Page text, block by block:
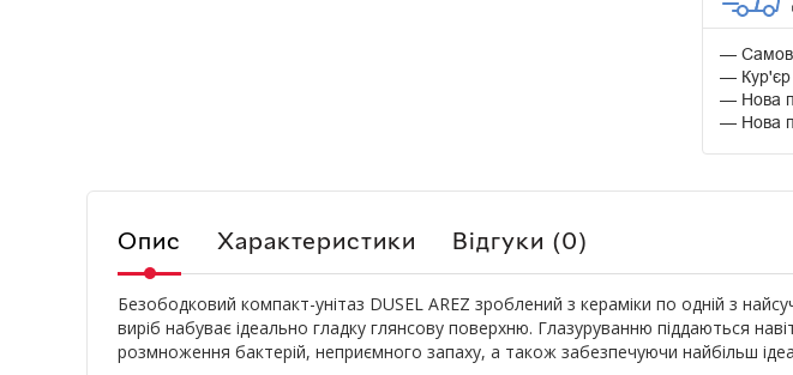
Нова
Нова
Опис Характеристики Відгуки (0)
Безободковий компакт-унітаз DUSEL AREZ зроблений з кераміки по одній з
виріб набуває ідеально гладку глянсову поверхню. Глазуруванню піддаються
розмноження бактерій, неприємного запаху, а також забезпечуючи найбільш